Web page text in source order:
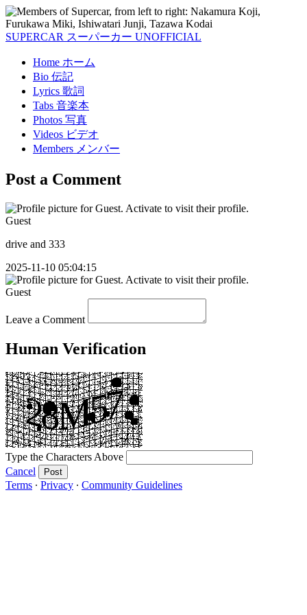
SUPERCAR スーパーカー UNOFFICIAL
Home ホーム
Bio 伝記
Lyrics 歌詞
Tabs 音楽本
Photos 写真
Videos ビデオ
Members メンバー
Post a Comment
Guest
drive and 333
2025-11-10 05:04:15
Guest
Leave a Comment
Human Verification
Type the Characters Above
Cancel
Post
Terms ∙ Privacy ∙ Community Guidelines